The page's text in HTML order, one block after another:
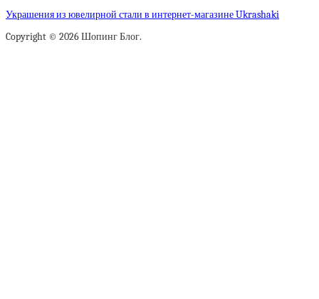
Украшения из ювелирной стали в интернет-магазине Ukrashaki
Copyright © 2026 Шопинг Блог.